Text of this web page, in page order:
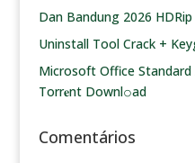
Dan Bandung 2026
Uninstall Tool Crack +
Microsoft Office Standard
Torr𝐞nt Downl𝚘аd
Comentários